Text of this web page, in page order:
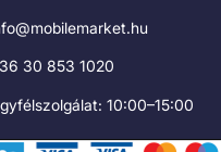
30 853 1020
10:00–15:00